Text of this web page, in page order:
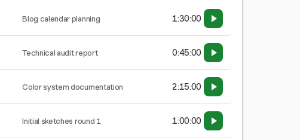
Blog calendar planning 1:30:00
Technical audit report 0:45:00
Color system documentation 2:15:00
Initial sketches round 1 1:00:00